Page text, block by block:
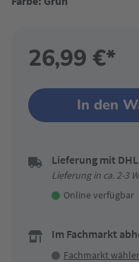
26,99 €*
In den
Lieferung mit DHL
Lieferung in ca. 2-3
Online verfügbar
Im Fachmarkt
Fachmarkt